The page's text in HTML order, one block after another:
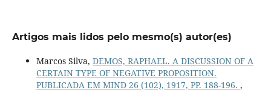
Artigos mais lidos pelo mesmo(s) autor(es)
Marcos Silva, DEMOS, RAPHAEL. A DISCUSSION OF A
CERTAIN TYPE OF NEGATIVE PROPOSITION.
PUBLICADA EM MIND 26 (102), 1917, PP. 188-196. ,